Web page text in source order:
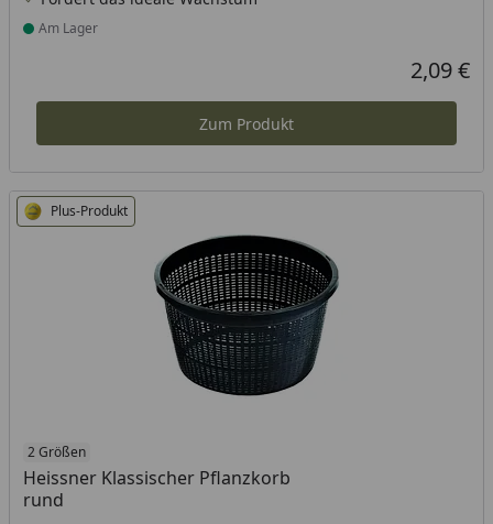
Produkt am Lager
Am Lager
Aktueller
2,09 €
Zum Produkt
Plus-Produkt
2 Größen
Heissner Klassischer Pflanzkorb
rund